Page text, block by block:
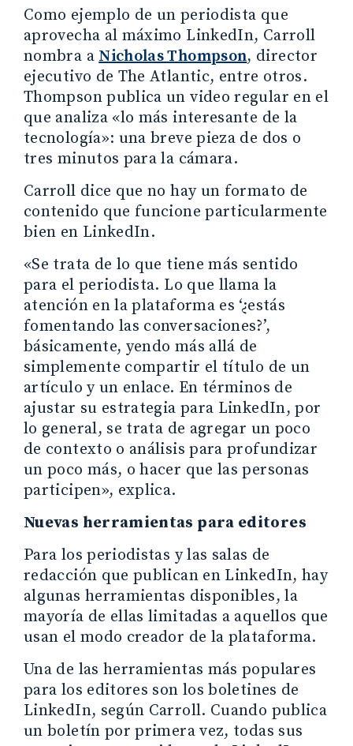
Como ejemplo de un periodista que
aprovecha al máximo LinkedIn, Carroll
nombra aNicholas Thompson, director
ejecutivo de The Atlantic, entre otros.
Thompson publica un video regular en el
que analiza «lo más interesante de la
tecnología»: una breve pieza de dos o
tres minutos para la cámara.
Carroll dice que no hay un formato de
contenido que funcione particularmente
bien en LinkedIn.
«Se trata de lo que tiene más sentido
para el periodista. Lo que llama la
atención en la plataforma es ‘¿estás
fomentando las conversaciones?’,
básicamente, yendo más allá de
simplemente compartir el título de un
artículo y un enlace. En términos de
ajustar su estrategia para LinkedIn, por
lo general, se trata de agregar un poco
de contexto o análisis para profundizar
un poco más, o hacer que las personas
participen», explica.
Nuevas herramientas para editores
Para los periodistas y las salas de
redacción que publican en LinkedIn, hay
algunas herramientas disponibles, la
mayoría de ellas limitadas a aquellos que
usan el modo creador de la plataforma.
Una de las herramientas más populares
para los editores son los boletines de
LinkedIn, según Carroll. Cuando publica
un boletín por primera vez, todas sus